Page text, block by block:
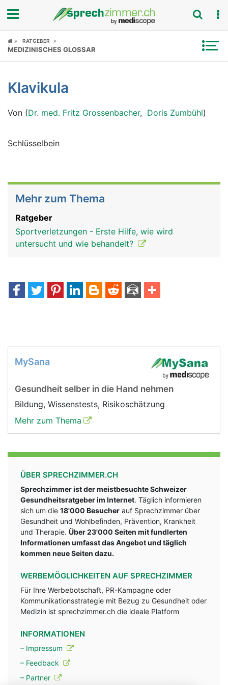
Fokus
Symptome
Untersuchungen
News
RATGEBER
MEDIZINISCHES GLOSSAR
Klavikula
Von (Dr. med. Fritz Grossenbacher, Doris Zumbühl)
Schlüsselbein
Mehr zum Thema
Ratgeber
Sportverletzungen - Erste Hilfe, wie wird
untersucht und wie behandelt?
MySana
Gesundheit selber in die Hand nehmen
Bildung, Wissenstests, Risikoschätzung
Mehr zum Thema
ÜBER SPRECHZIMMER.CH
Sprechzimmer ist der meistbesuchte Schweizer
Gesundheitsratgeber im Internet. Täglich informieren
sich um die 18'000 Besucher auf Sprechzimmer über
Gesundheit und Wohlbefinden, Prävention, Krankheit
und Therapie. Über 23'000 Seiten mit fundlerten
Informationen umfasst das Angebot und täglich
kommen neue Seiten dazu.
WERBEMÖGLICHKEITEN AUF SPRECHZIMMER
Für Ihre Werbebotschaft, PR-Kampagne oder
Kommunikationsstrategie mit Bezug zu Gesundheit oder
Medizin ist sprechzimmer.ch die ideale Platform
INFORMATIONEN
– Impressum
– Feedback
– Partner